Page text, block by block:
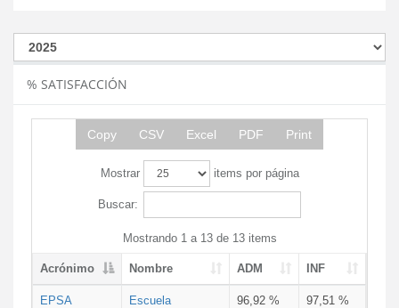
% SATISFACCIÓN
Copy CSV Excel PDF Print
Mostrar items por página
Buscar:
Mostrando 1 a 13 de 13 items
Acrónimo Nombre ADM INF
EPSA
Escuela
96,92 % 97,51 %